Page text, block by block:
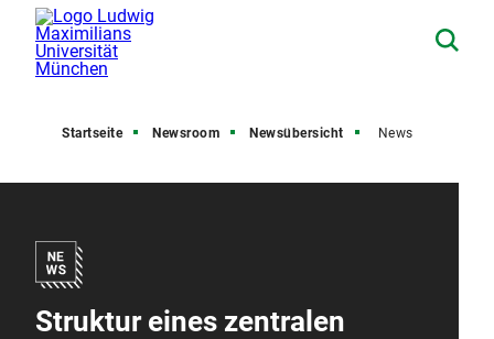
Startseite Newsroom Newsübersicht News
Struktur eines zentralen